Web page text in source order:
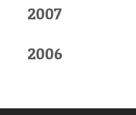
2007
2006